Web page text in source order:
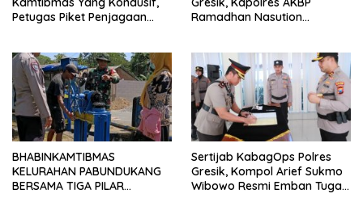
Petugas Piket Penjagaan
di Malam Hari
Ramadhan Nasution
Berkualitas
BHABINKAMTIBMAS
KELURAHAN PABUNDUKANG
BERSAMA TIGA PILAR
Sertijab KabagOps Polres
Gresik, Kompol Arief Sukmo
Wibowo Resmi Emban Tugas